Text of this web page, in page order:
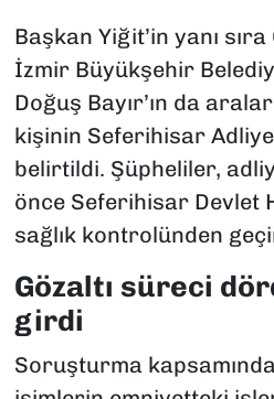
Başkan Yiğit’in yanı
İzmir Büyükşehir
Doğuş Bayır’ın da
kişinin Seferihisar
belirtildi. Şüpheliler,
önce Seferihisar Devlet
sağlık kontrolünden
Gözaltı süreci
girdi
Soruşturma